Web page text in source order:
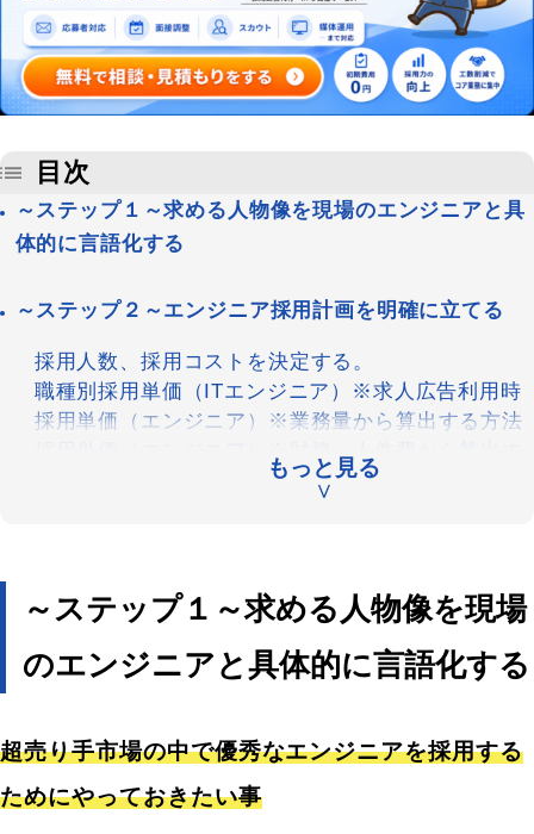
目次
～ステップ１～求める人物像を現場のエンジニアと具
体的に言語化する
～ステップ２～エンジニア採用計画を明確に立てる
採用人数、採用コストを決定する。
職種別採用単価（ITエンジニア）※求人広告利用時
採用単価（エンジニア）※業務量から算出する方法
広告出稿状況や想定応募数から逆算して採用時期を
決定する。
採用手法の決定を行う。
リクナビNEXT
もっと見る
∨
～ステップ１～求める人物像を現場
のエンジニアと具体的に言語化する
超売り手市場の中で優秀なエンジニアを採用する
ためにやっておきたい事